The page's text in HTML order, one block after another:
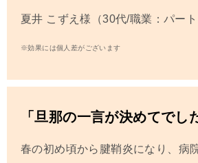
夏井 こずえ様（30代/職業：パート
※効果には個人差がございます
「旦那の一言が決めてでし
春の初め頃から腱鞘炎になり、病